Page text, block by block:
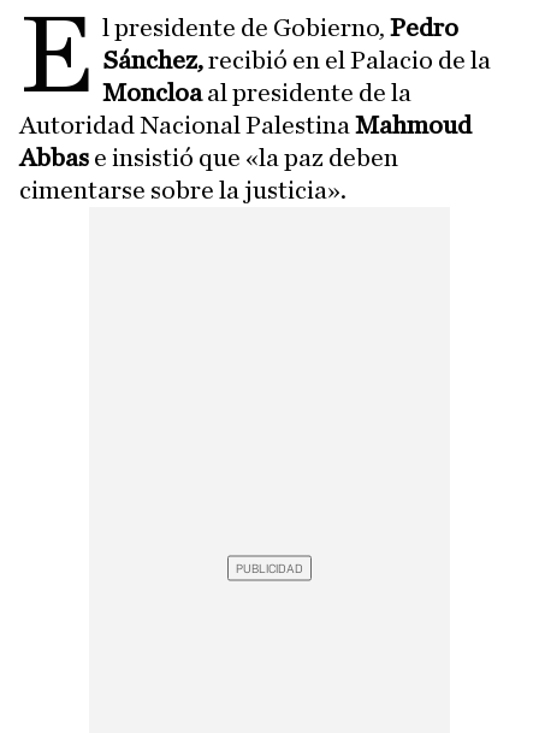
E l presidente de Gobierno,Pedro
Sánchez,recibió en el Palacio de la
Moncloaal presidente de la
Autoridad Nacional Palestina Mahmoud
Abbas e insistió que «la paz deben
cimentarse sobre la justicia».